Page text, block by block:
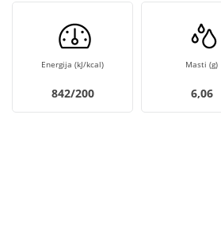
Energija (kJ/kcal)
842/200
Masti (g)
6,06